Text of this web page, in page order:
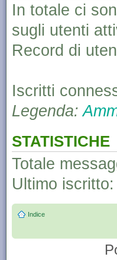
In totale ci
sugli utenti
Record di
Iscritti
Legenda:
STATISTICHE
Totale
Ultimo iscritto:
Indice